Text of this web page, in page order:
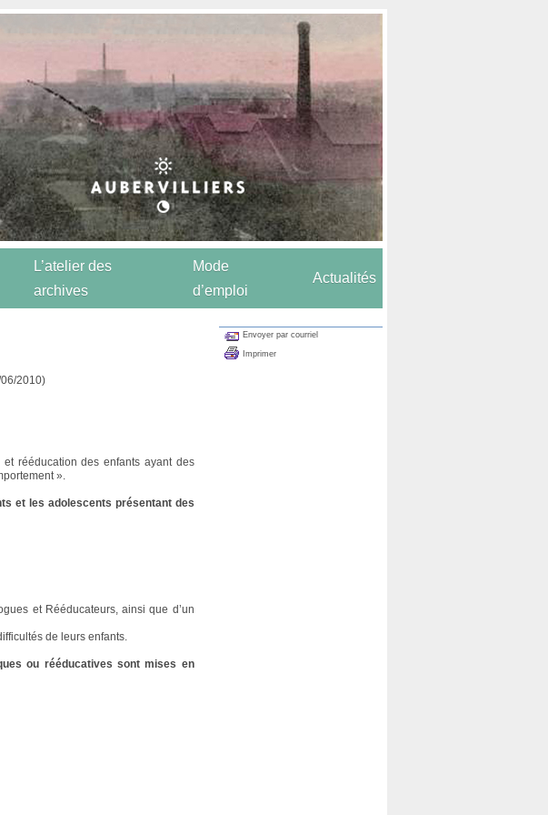
L’atelier des
archives
Mode
d’emploi
Actualités
2010)
rééducation des enfants ayant des
».
et les adolescents présentant des
et Rééducateurs, ainsi que d’un
de leurs enfants.
ou rééducatives sont mises en
Envoyer par courriel
Imprimer